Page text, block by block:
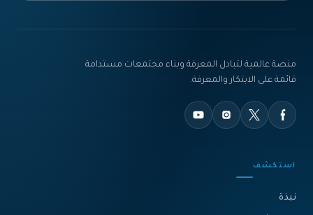
منصة عالمية لتبادل المعرفة وبناء مجتمعات مستدامة
قائمة على الابتكار والمعرفة.
استكشف
نبذة‎